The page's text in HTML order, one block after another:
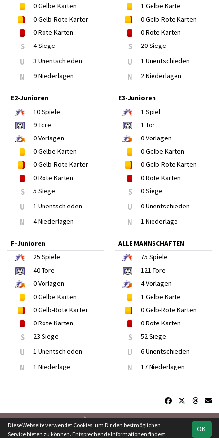
0Gelbe Karten
0Gelb-Rote Karten
0Rote Karten
S 4 Siege
U 3 Unentschieden
N 9 Niederlagen
1 Gelbe Karte
0Gelb-Rote Karten
0Rote Karten
S 20 Siege
U 1 Unentschieden
N 2 Niederlagen
E2-Junioren
10Spiele
9Tore
0Vorlagen
0Gelbe Karten
0Gelb-Rote Karten
0Rote Karten
S 5 Siege
U 1 Unentschieden
N 4 Niederlagen
E3-Junioren
1 Spiel
1 Tor
0Vorlagen
0Gelbe Karten
0Gelb-Rote Karten
0Rote Karten
S 0 Siege
U 0 Unentschieden
N 1 Niederlage
F-Junioren
25 Spiele
40Tore
0Vorlagen
0Gelbe Karten
0Gelb-Rote Karten
0Rote Karten
S 23 Siege
U 1 Unentschieden
N 1 Niederlage
ALLE MANNSCHAFTEN
75 Spiele
121 Tore
4Vorlagen
1 Gelbe Karte
0Gelb-Rote Karten
0Rote Karten
S 52 Siege
U 6 Unentschieden
N 17 Niederlagen
soccero.de
OK
Diese Webseite verwendet Cookies, um Dir den bestmöglichen
Service bieten zu können. Entsprechende Informationen findest